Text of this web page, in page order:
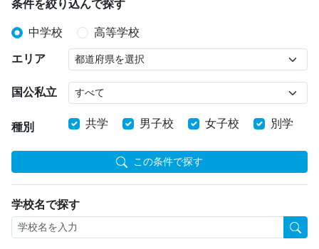
条件を絞り込んで探す
中学校 高等学校
エリア
国公私立
種別 共学 男子校 女子校 別学
この条件で探す
学校名で探す